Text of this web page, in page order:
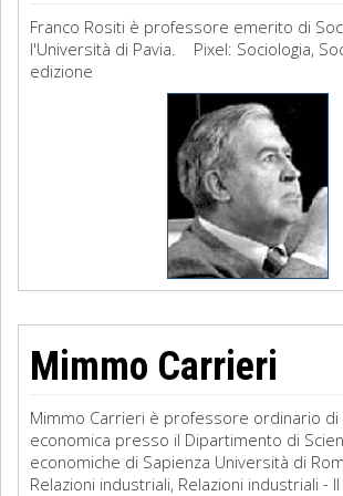
Franco Rositi è professore emerito di
l'Università di Pavia. Pixel: Sociologia,
edizione
Mimmo Carrieri
Mimmo Carrieri è professore ordinario di
economica presso il Dipartimento di
economiche di Sapienza Università di
Relazioni industriali, Relazioni industriali -